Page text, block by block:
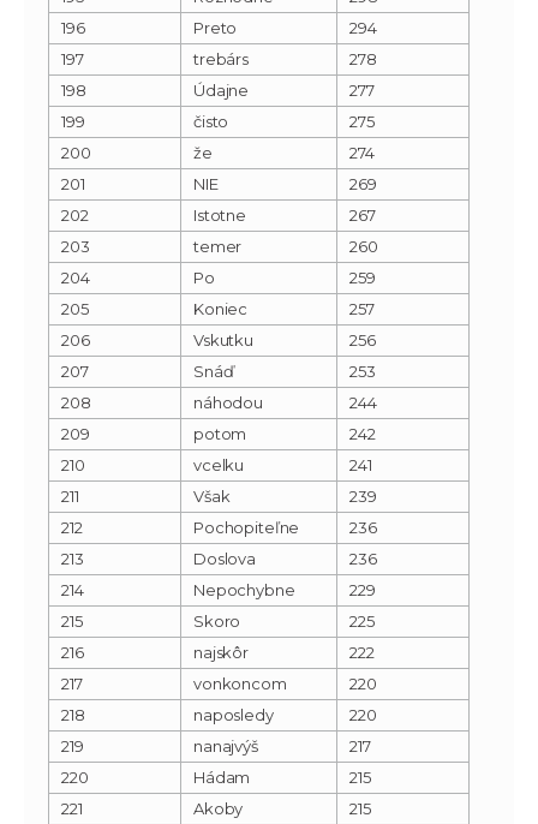
196
Preto
294
197
trebárs
278
198
Údajne
277
199
čisto
275
200
že
274
201
NIE
269
202
Istotne
267
203
temer
260
204
Po
259
205
Koniec
257
206
Vskutku
256
207
Snáď
253
208
náhodou
244
209
potom
242
210
vcelku
241
211
Však
239
212
Pochopiteľne
236
213
Doslova
236
214
Nepochybne
229
215
Skoro
225
216
najskôr
222
217
vonkoncom
220
218
naposledy
220
219
nanajvýš
217
220
Hádam
215
221
Akoby
215